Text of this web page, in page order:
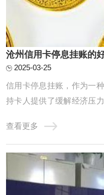
沧州信用卡停息挂账的
2025-03-25
信用卡停息挂账，作为一
持卡人提供了缓解经济压
信用卡停息挂账的首要好
在面临生活突发事件、收
挂账可以延迟部分信用卡
查看更多